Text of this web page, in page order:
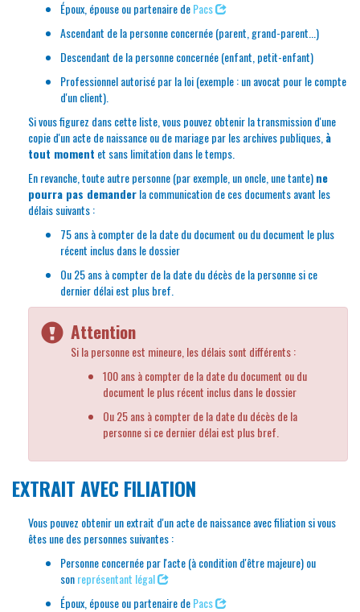
Époux, épouse ou partenaire dePacs
Ascendant de la personne concernée (parent, grand-parent...)
Descendant de la personne concernée (enfant, petit-enfant)
Professionnel autorisé par la loi (exemple : un avocat pour le compte
d'un client).
Si vous figurez dans cette liste, vous pouvez obtenir la transmission d'une
copie d'un acte de naissance ou de mariage par les archives publiques, à
tout moment et sans limitation dans le temps.
En revanche, toute autre personne (par exemple, un oncle, une tante)ne
pourra pas demanderla communication de ces documents avant les
délais suivants :
75 ans à compter de la date du document ou du document le plus
récent inclus dans le dossier
Ou 25 ans à compter de la date du décès de la personne si ce
dernier délai est plus bref.
Attention
Si la personne est mineure, les délais sont différents :
100 ans à compter de la date du document ou du
document le plus récent inclus dans le dossier
Ou 25 ans à compter de la date du décès de la
personne si ce dernier délai est plus bref.
EXTRAIT AVEC FILIATION
Vous pouvez obtenir un extrait d'un acte de naissance avec filiation si vous
êtes une des personnes suivantes :
Personne concernée par l'acte (à condition d'être majeure) ou
sonreprésentant légal
Époux, épouse ou partenaire dePacs